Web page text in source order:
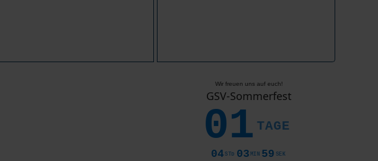
Wir freuen uns auf euch!
GSV-Sommerfest
01 TAGE
04 STD 03 MIN 58 SEK